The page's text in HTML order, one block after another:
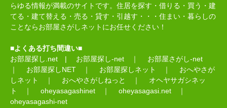
らゆる情報が満載のサイトです。住居を探す・借りる・買う・建
てる・建て替える・売る・貸す・引越す・・・住まい・暮らしの
ことならお部屋さがしネットにお任せください！
■よくある打ち間違い■
お部屋探し.net | お部屋探し-net ｜ お部屋さがし-net
｜ お部屋探しNET ｜ お部屋探しネット ｜ おへやさが
しネット
｜ おへやさがしねっと ｜ オヘヤサガシネッ
ト
｜ oheyasagashinet ｜ oheyasagasi.net ｜
oheyasagashi-net